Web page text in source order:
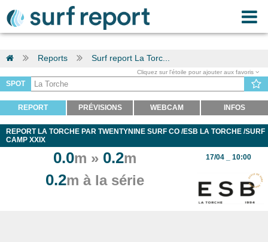
Reports Surf report La Torc...
Cliquez sur l'étoile pour ajouter aux favoris
SPOT
REPORT PRÉVISIONS WEBCAM INFOS
REPORT LA TORCHE PAR TWENTYNINE SURF CO /ESB LA TORCHE /SURF
CAMP XXIX
0.0m » 0.2m
0.2m à la série
17/04 _ 10:00